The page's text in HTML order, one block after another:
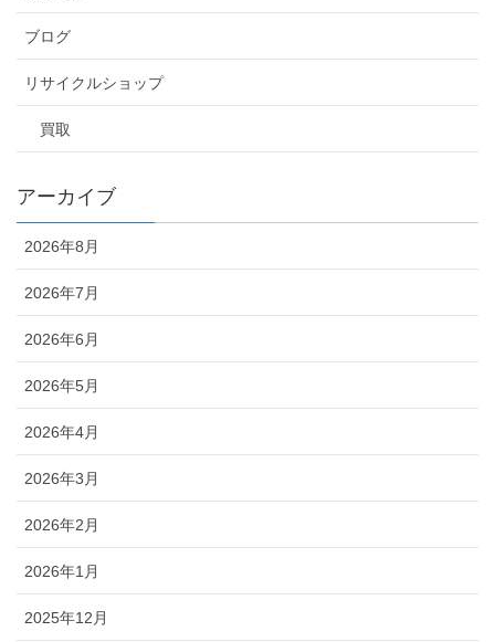
ブログ
リサイクルショップ
買取
アーカイブ
2026年8月
2026年7月
2026年6月
2026年5月
2026年4月
2026年3月
2026年2月
2026年1月
2025年12月